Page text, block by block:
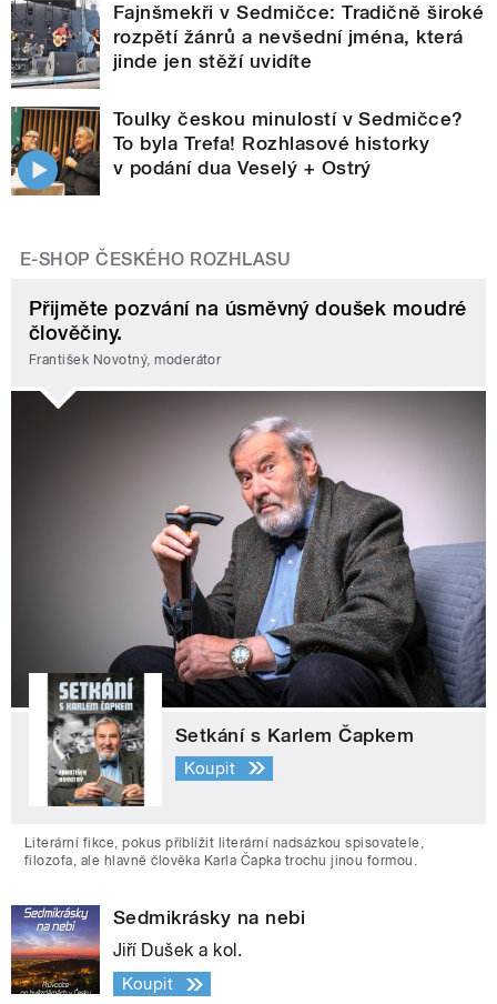
Fajnšmekři v Sedmičce: Tradičně široké
rozpětí žánrů a nevšední jména, která
jinde jen stěží uvidíte
Toulky českou minulostí v Sedmičce?
To byla Trefa! Rozhlasové historky
v podání dua Veselý + Ostrý
E-SHOP ČESKÉHO ROZHLASU
Přijměte pozvání na úsměvný doušek moudré
člověčiny.
František Novotný, moderátor
Setkání s Karlem Čapkem
Koupit
Literární fikce, pokus přiblížit literární nadsázkou spisovatele,
filozofa, ale hlavně člověka Karla Čapka trochu jinou formou.
Sedmikrásky na nebi
Jiří Dušek a kol.
Koupit